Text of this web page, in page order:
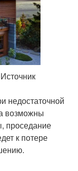
недостаточной
возможны
проседание
к потере